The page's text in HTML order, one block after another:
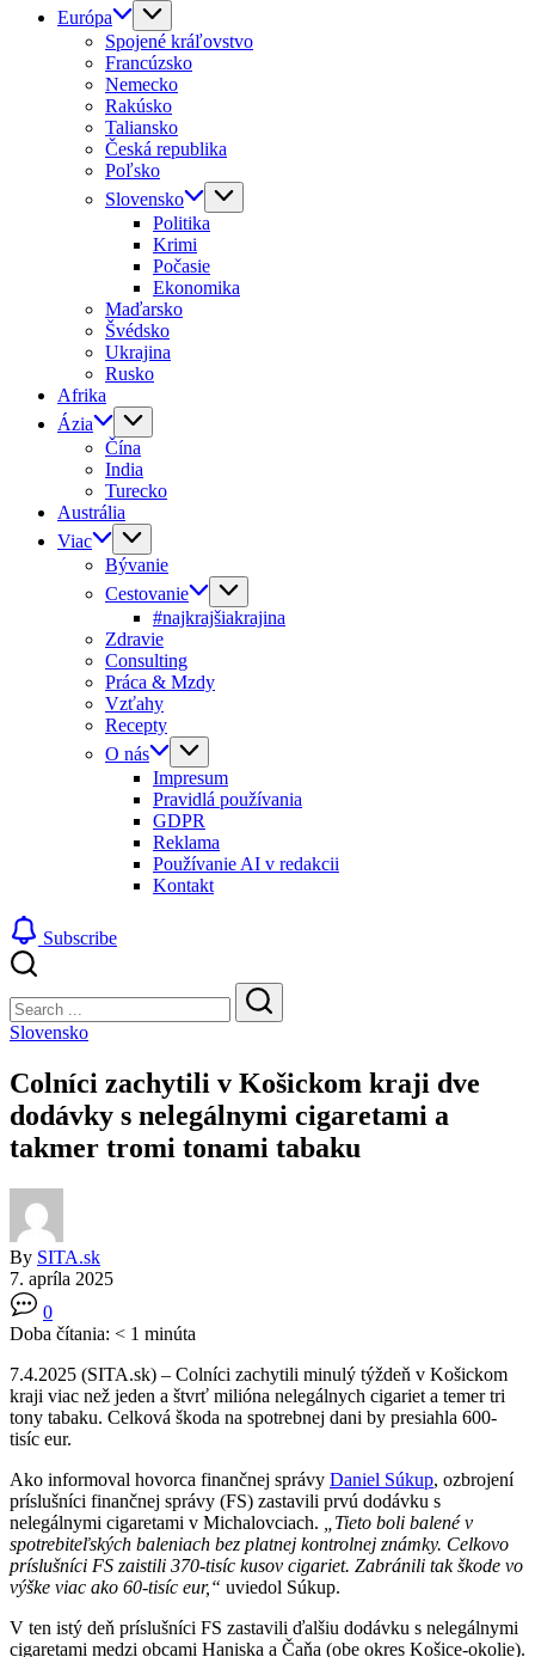
Európa
Spojené kráľovstvo
Francúzsko
Nemecko
Rakúsko
Taliansko
Česká republika
Poľsko
Slovensko
Politika
Krimi
Počasie
Ekonomika
Maďarsko
Švédsko
Ukrajina
Rusko
Afrika
Ázia
Čína
India
Turecko
Austrália
Viac
Bývanie
Cestovanie
#najkrajšiakrajina
Zdravie
Consulting
Práca & Mzdy
Vzťahy
Recepty
O nás
Impresum
Pravidlá používania
GDPR
Reklama
Používanie AI v redakcii
Kontakt
Subscribe
Search
Search
Slovensko
Colníci zachytili v Košickom kraji dve
dodávky s nelegálnymi cigaretami a
takmer tromi tonami tabaku
By SITA.sk
7. apríla 2025
0
Doba čítania: < 1 minúta
7.4.2025 (SITA.sk) – Colníci zachytili minulý týždeň v Košickom
kraji viac než jeden a štvrť milióna nelegálnych cigariet a temer tri
tony tabaku. Celková škoda na spotrebnej dani by presiahla 600-
tisíc eur.
Ako informoval hovorca finančnej správy Daniel Súkup, ozbrojení
príslušníci finančnej správy (FS) zastavili prvú dodávku s
nelegálnymi cigaretami v Michalovciach.
„Tieto boli balené v
spotrebiteľských baleniach bez platnej kontrolnej známky. Celkovo
príslušníci FS zaistili 370-tisíc kusov cigariet. Zabránili tak škode vo
výške viac ako 60-tisíc eur,“ uviedol Súkup.
V ten istý deň príslušníci FS zastavili ďalšiu dodávku s nelegálnymi
cigaretami medzi obcami Haniska a Čaňa (obe okres Košice-okolie).